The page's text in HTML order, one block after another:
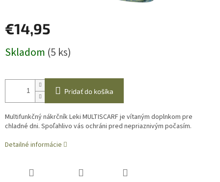
€14,95
cena:
Skladom (5 ks)
Pridať do košíka
Multifunkčný nákrčník Leki MULTISCARF je vítaným doplnkom pre
chladné dni. Spoľahlivo vás ochráni pred nepriaznivým počasím.
Detailné informácie